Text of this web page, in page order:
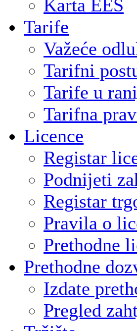
Karta EES
Tarife
Važeće
Tarifni
Tarife u
Tarifna
Licence
Registar
Podnijeti
Registar
Pravila o
Prethodne
Prethodne
Izdate
Pregled